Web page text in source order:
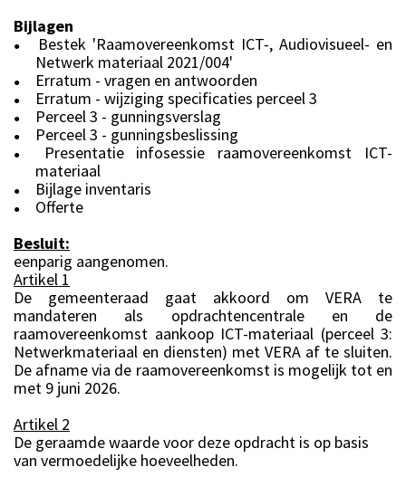
Bijlagen
●
Bestek 'Raamovereenkomst ICT-, Audiovisueel- en
Netwerk materiaal 2021/004'
● Erratum - vragen en antwoorden
● Erratum - wijziging specificaties perceel 3
● Perceel 3 - gunningsverslag
● Perceel 3 - gunningsbeslissing
●
Presentatie infosessie raamovereenkomst ICT-
materiaal
● Bijlage inventaris
●
Offerte
Besluit:
eenparig aangenomen.
Artikel 1
De gemeenteraad gaat akkoord om VERA te
mandateren als opdrachtencentrale en de
raamovereenkomst aankoop ICT-materiaal (perceel 3:
Netwerkmateriaal en diensten) met VERA af te sluiten.
De afname via de raamovereenkomst is mogelijk tot en
met 9 juni 2026.
Artikel 2
De geraamde waarde voor deze opdracht is op basis
van vermoedelijke hoeveelheden.